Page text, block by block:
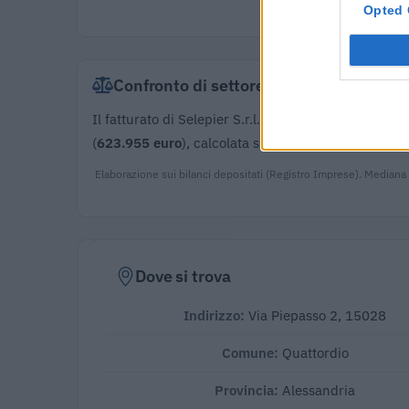
Opted
Confronto di settore
Il fatturato di Selepier S.r.l. (
(623.955 euro), calcolata su 17 imprese.
Elaborazione sui bilanci depositati (Registro Imprese). Mediana
Dove si trova
Indirizzo: Via Piepasso 2, 15028
Comune: Quattordio
Provincia:Alessandria